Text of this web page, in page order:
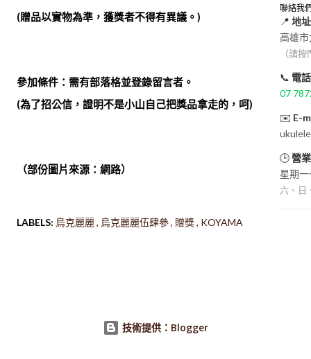
(贈品以實物為準，獲獎者不得有異議。)
參加條件：需有部落格並登錄留言者。
(為了招公信，證明不是小山自己把獎品拿走的，呵)
（部份圖片來源：網路）
LABELS: 烏克麗麗 烏克麗麗伍肆參 贈獎 KOYAMA
聯絡我
📍 地址
高雄市
（請
📞 電話
07
✉️ E-
🕒營
星期
六、日
技術提供：Blogger